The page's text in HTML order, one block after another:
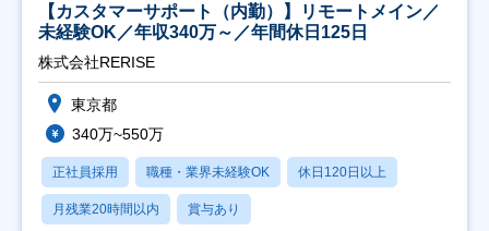
【カスタマーサポート（内勤）】リモートメイン／
未経験OK／年収340万～／年間休日125日
株式会社RERISE
東京都
340万~550万
正社員採用 職種・業界未経験OK 休日120日以上
月残業20時間以内 賞与あり